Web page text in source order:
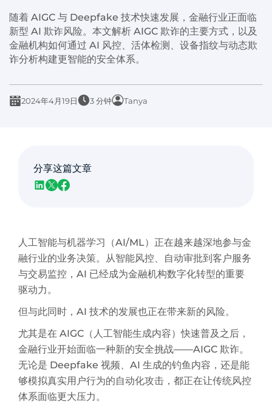
随着 AIGC 与 Deepfake 技术快速发展，金融行业正面临
新型 AI 欺诈风险。本文解析 AIGC 欺诈的主要方式，以及
金融机构如何通过 AI 风控、活体检测、设备指纹与动态欺
诈分析构建更智能的安全体系。
2024年4月19日 3 分钟 Tanya
人工智能与机器学习（AI/ML）正在越来越深地参与金
融行业的业务决策。从智能风控、自动审批到客户服务
与交易监控，AI 已经成为金融机构数字化转型的重要
驱动力。
但与此同时，AI 技术的发展也正在带来新的风险。
尤其是在 AIGC（人工智能生成内容）快速普及之后，
金融行业开始面临一种新的安全挑战——AIGC 欺诈。
无论是 Deepfake 视频、AI 生成的钓鱼内容，还是能
够模拟真实用户行为的自动化攻击，都正在让传统风控
体系面临更大压力。
分享这篇文章